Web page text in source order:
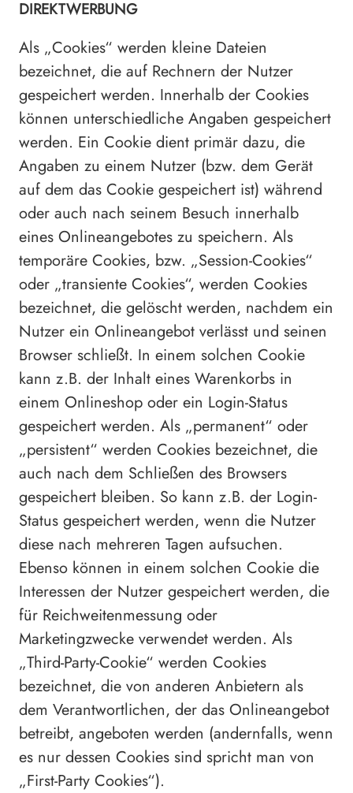
DIREKTWERBUNG
Als „Cookies“ werden kleine Dateien
bezeichnet, die auf Rechnern der Nutzer
gespeichert werden. Innerhalb der Cookies
können unterschiedliche Angaben gespeichert
werden. Ein Cookie dient primär dazu, die
Angaben zu einem Nutzer (bzw. dem Gerät
auf dem das Cookie gespeichert ist) während
oder auch nach seinem Besuch innerhalb
eines Onlineangebotes zu speichern. Als
temporäre Cookies, bzw. „Session-Cookies“
oder „transiente Cookies“, werden Cookies
bezeichnet, die gelöscht werden, nachdem ein
Nutzer ein Onlineangebot verlässt und seinen
Browser schließt. In einem solchen Cookie
kann z.B. der Inhalt eines Warenkorbs in
einem Onlineshop oder ein Login-Status
gespeichert werden. Als „permanent“ oder
„persistent“ werden Cookies bezeichnet, die
auch nach dem Schließen des Browsers
gespeichert bleiben. So kann z.B. der Login-
Status gespeichert werden, wenn die Nutzer
diese nach mehreren Tagen aufsuchen.
Ebenso können in einem solchen Cookie die
Interessen der Nutzer gespeichert werden, die
für Reichweitenmessung oder
Marketingzwecke verwendet werden. Als
„Third-Party-Cookie“ werden Cookies
bezeichnet, die von anderen Anbietern als
dem Verantwortlichen, der das Onlineangebot
betreibt, angeboten werden (andernfalls, wenn
es nur dessen Cookies sind spricht man von
„First-Party Cookies“).